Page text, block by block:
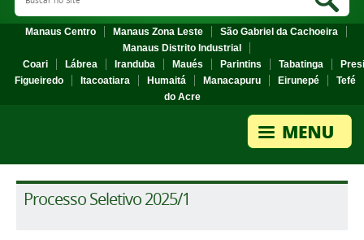
Manaus Centro Manaus Zona Leste
São Gabriel da Cachoeira
Manaus Distrito Industrial
Coari
Lábrea Iranduba Maués Parintins Tabatinga
Figueiredo
Itacoatiara Humaitá Manacapuru Eirunepé
Tefé
do Acre
Processo Seletivo 2025/1